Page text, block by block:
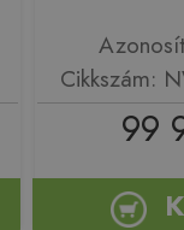
Cikkszám:
99